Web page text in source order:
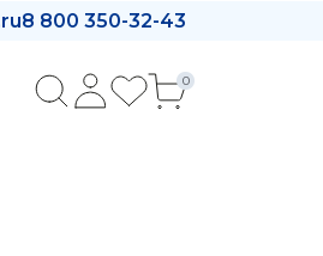
8 800 350-32-43
0